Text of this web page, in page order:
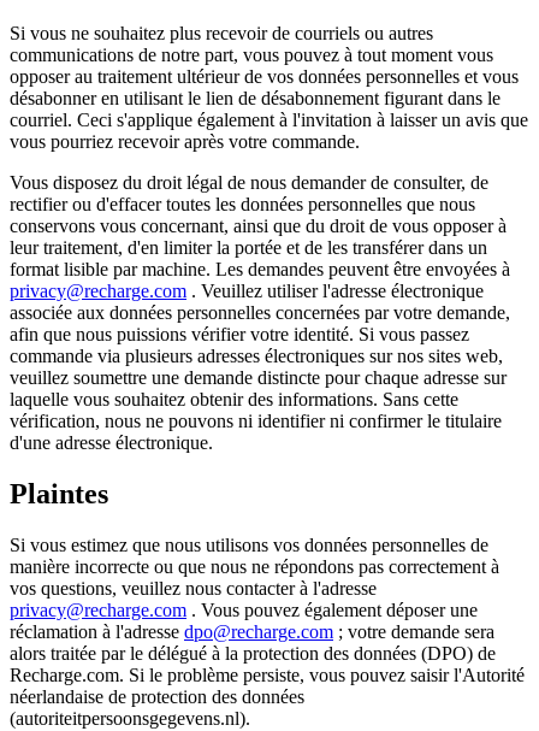
Si vous ne souhaitez plus recevoir de courriels ou autres
communications de notre part, vous pouvez à tout moment vous
opposer au traitement ultérieur de vos données personnelles et vous
désabonner en utilisant le lien de désabonnement figurant dans le
courriel. Ceci s'applique également à l'invitation à laisser un avis que
vous pourriez recevoir après votre commande.
Vous disposez du droit légal de nous demander de consulter, de
rectifier ou d'effacer toutes les données personnelles que nous
conservons vous concernant, ainsi que du droit de vous opposer à
leur traitement, d'en limiter la portée et de les transférer dans un
format lisible par machine. Les demandes peuvent être envoyées à
privacy@recharge.com . Veuillez utiliser l'adresse électronique
associée aux données personnelles concernées par votre demande,
afin que nous puissions vérifier votre identité. Si vous passez
commande via plusieurs adresses électroniques sur nos sites web,
veuillez soumettre une demande distincte pour chaque adresse sur
laquelle vous souhaitez obtenir des informations. Sans cette
vérification, nous ne pouvons ni identifier ni confirmer le titulaire
d'une adresse électronique.
Plaintes
Si vous estimez que nous utilisons vos données personnelles de
manière incorrecte ou que nous ne répondons pas correctement à
vos questions, veuillez nous contacter à l'adresse
privacy@recharge.com . Vous pouvez également déposer une
réclamation à l'adresse dpo@recharge.com ; votre demande sera
alors traitée par le délégué à la protection des données (DPO) de
Recharge.com. Si le problème persiste, vous pouvez saisir l'Autorité
néerlandaise de protection des données
(autoriteitpersoonsgegevens.nl).